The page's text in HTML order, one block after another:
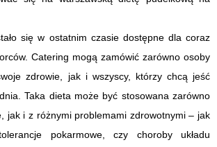
się w ostatnim czasie dostępne dla coraz
Catering mogą zamówić zarówno osoby
zdrowie, jak i wszyscy, którzy chcą jeść
Taka dieta może być stosowana zarówno
jak i z różnymi problemami zdrowotnymi – jak
pokarmowe, czy choroby układu